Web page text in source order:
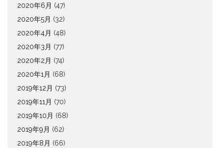
2020年6月 (47)
2020年5月 (32)
2020年4月 (48)
2020年3月 (77)
2020年2月 (74)
2020年1月 (68)
2019年12月 (73)
2019年11月 (70)
2019年10月 (68)
2019年9月 (62)
2019年8月 (66)